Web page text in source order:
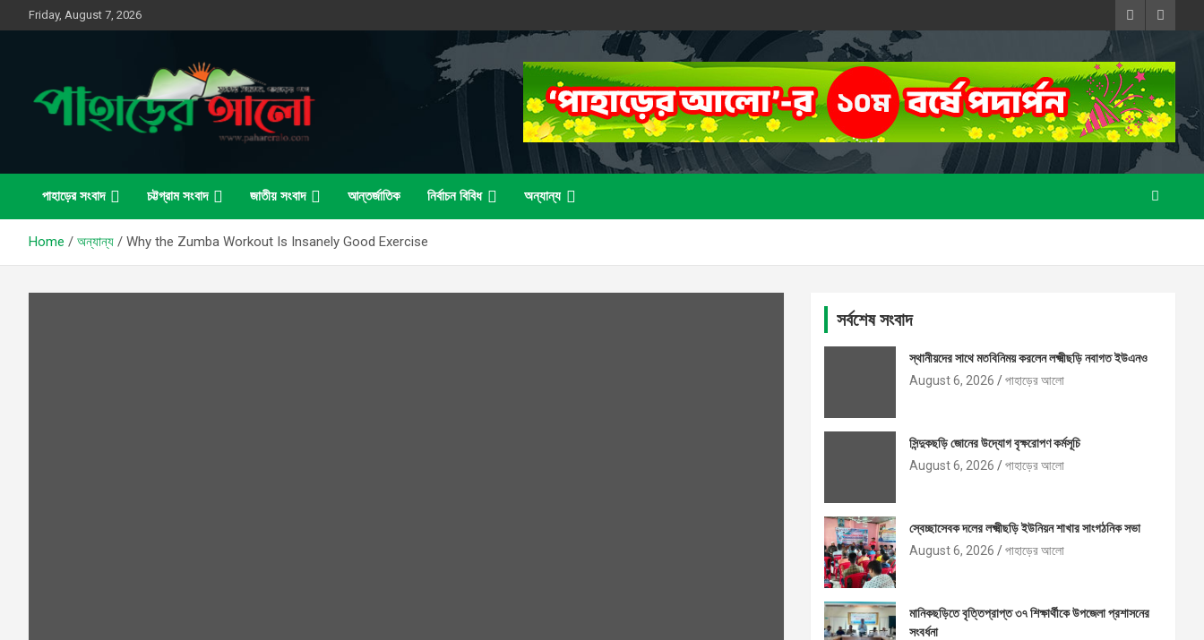
to
Friday, August 7, 2026
পাহাড়ের আলো
পাহাড়ের সংবাদ চট্টগ্রাম সংবাদ জাতীয় সংবাদ আন্তর্জাতিক নির্বাচন বিবিধ অন্যান্য
Home অন্যান্য Why the Zumba Workout Is Insanely Good Exercise
সর্বশেষ সংবাদ
স্থানীয়দের সাথে মতবিনিময় করলেন লক্ষ্মীছড়ি নবাগত ইউএনও
August 6, 2026
পাহাড়ের আলো
সিন্দুকছড়ি জোনের উদ্যোগ বৃক্ষরোপণ কর্মসূচি
August 6, 2026
পাহাড়ের আলো
স্বেচ্ছাসেবক দলের লক্ষ্মীছড়ি ইউনিয়ন শাখার সাংগঠনিক সভা
August 6, 2026
পাহাড়ের আলো
মানিকছড়িতে বৃত্তিপ্রাপ্ত ৩৭ শিক্ষার্থীকে উপজেলা প্রশাসনের
সংবর্ধনা